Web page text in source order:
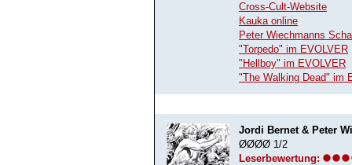
Cross-Cult-Website
Kauka online
Peter Wiechmanns
"Torpedo" im EVOLVER
"Hellboy" im EVOLVER
"The Walking Dead" im
Jordi Bernet & Peter
ØØØØ 1/2
Leserbewertung: